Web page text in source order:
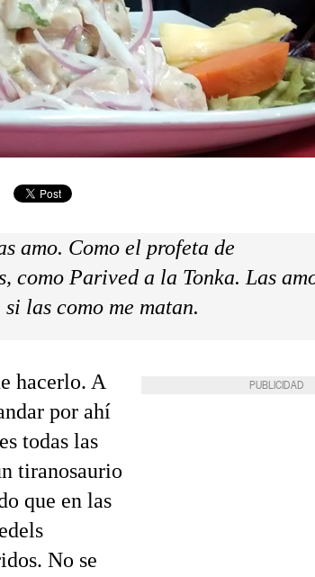
amo. Como el profeta de
como Parived a la Tonka. Las
las como me matan.
PUBLICIDAD
hacerlo. A
por ahí
todas las
tiranosaurio
que en las
No se